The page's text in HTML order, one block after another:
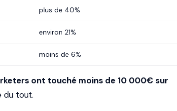
plus de 40%
environ 21%
moins de 6%
ont touché moins de 10 000€ sur
du tout.